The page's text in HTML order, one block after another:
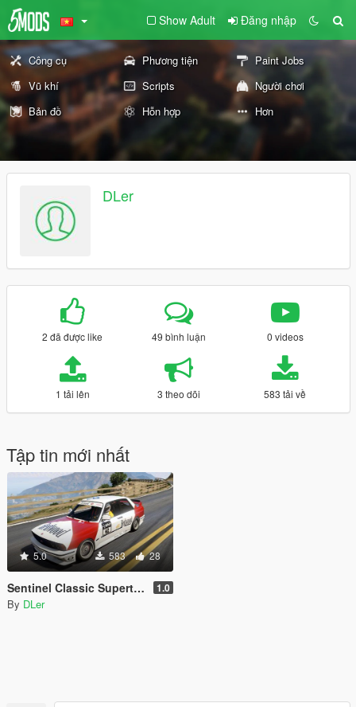
Show Adult Đăng nhập
Công cụ Phương tiện
Paint Jobs
Vũ khí
Scripts
Người chơi
Bản đồ
Hỗn hợp Hơn
DLer
2 đã được like 49 bình luận 0 videos
1 tải lên 3 theo dõi 583 tải về
Tập tin mới nhất
5.0 583 28
Sentinel Classic Supertouring Pack 1.0
By DLer